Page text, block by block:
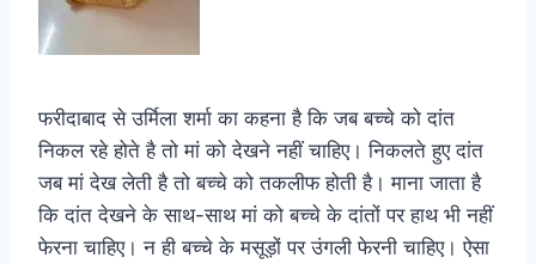
फरीदाबाद से उर्मिला शर्मा का कहना है कि जब बच्चे को दांत
निकल रहे होते है तो मां को देखने नहीं चाहिए। निकलते हुए दांत
जब मां देख लेती है तो बच्चे को तकलीफ होती है। माना जाता है
कि दांत देखने के साथ-साथ मां को बच्चे के दांतों पर हाथ भी नहीं
फेरना चाहिए। न ही बच्चे के मसूड़ों पर उंगली फेरनी चाहिए। ऐसा